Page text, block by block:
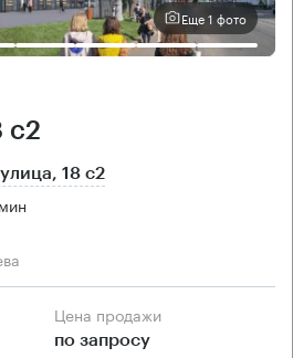
Еще 1 фото
с2
18 с2
Цена продажи
по запросу